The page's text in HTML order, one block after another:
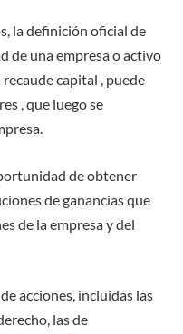
la definición oficial de
de una empresa o activo
capital , puede
, que luego se
de obtener
de ganancias que
de la empresa y del
acciones, incluidas las
las de